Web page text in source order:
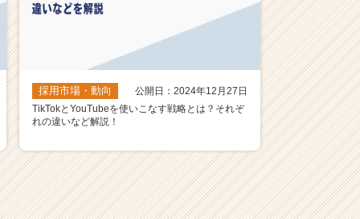
採用市場・動向
公開日：2024年12月27日
TikTokとYouTubeを使いこなす戦略とは？それぞ
れの違いなど解説！